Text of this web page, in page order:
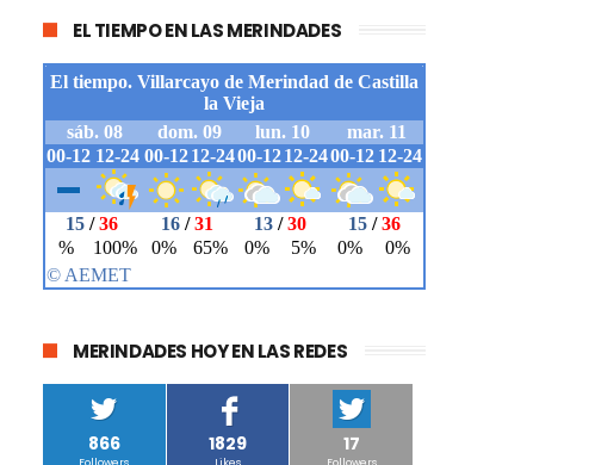
EL TIEMPO EN LAS MERINDADES
MERINDADES HOY EN LAS REDES
866 1829 17